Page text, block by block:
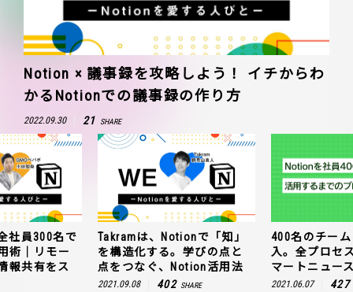
Notion × 議事録を攻略しよう！ イチからわ
かるNotionでの議事録の作り方
2022.09.30 21 SHARE
社員300名で
術｜リモー
報共有をス
Takramは、Notionで「知」
を構造化する。学びの点と
点をつなぐ、Notion活用法
2021.09.08 402 SHARE
400名のチー
入。全プロセ
マートニュー
2021.06.07 427